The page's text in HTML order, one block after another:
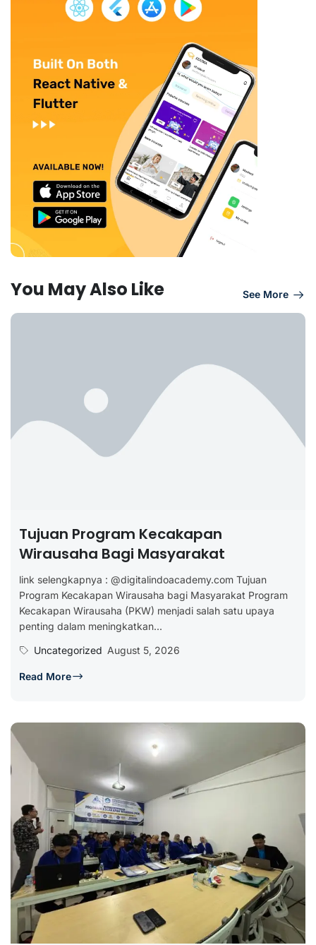
You May Also Like See More
Tujuan Program Kecakapan
Wirausaha Bagi Masyarakat
link selengkapnya : @digitalindoacademy.com Tujuan
Program Kecakapan Wirausaha bagi Masyarakat Program
Kecakapan Wirausaha (PKW) menjadi salah satu upaya
penting dalam meningkatkan...
Uncategorized August 5, 2026
Read More